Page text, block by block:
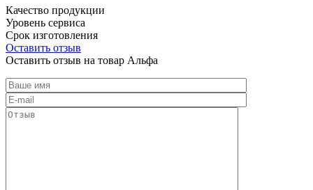
Качество продукции
Уровень сервиса
Срок изготовления
Оставить отзыв
Оставить отзыв на товар Альфа